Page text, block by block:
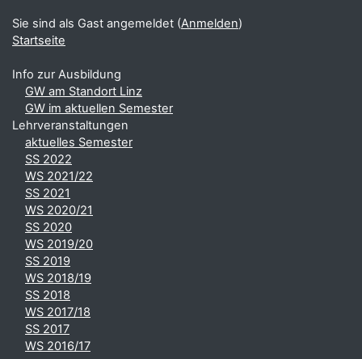
Sie sind als Gast angemeldet (Anmelden)
Startseite
Info zur Ausbildung
GW am Standort Linz
GW im aktuellen Semester
Lehrveranstaltungen
aktuelles Semester
SS 2022
WS 2021/22
SS 2021
WS 2020/21
SS 2020
WS 2019/20
SS 2019
WS 2018/19
SS 2018
WS 2017/18
SS 2017
WS 2016/17